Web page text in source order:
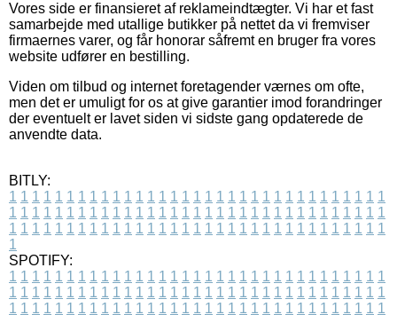
Vores side er finansieret af reklameindtægter. Vi har et fast
samarbejde med utallige butikker på nettet da vi fremviser
firmaernes varer, og får honorar såfremt en bruger fra vores
website udfører en bestilling.
Viden om tilbud og internet foretagender værnes om ofte,
men det er umuligt for os at give garantier imod forandringer
der eventuelt er lavet siden vi sidste gang opdaterede de
anvendte data.
BITLY:
1 1 1 1 1 1 1 1 1 1 1 1 1 1 1 1 1 1 1 1 1 1 1 1 1 1 1 1 1 1 1 1 1
1 1 1 1 1 1 1 1 1 1 1 1 1 1 1 1 1 1 1 1 1 1 1 1 1 1 1 1 1 1 1 1 1
1 1 1 1 1 1 1 1 1 1 1 1 1 1 1 1 1 1 1 1 1 1 1 1 1 1 1 1 1 1 1 1 1
1
SPOTIFY:
1 1 1 1 1 1 1 1 1 1 1 1 1 1 1 1 1 1 1 1 1 1 1 1 1 1 1 1 1 1 1 1 1
1 1 1 1 1 1 1 1 1 1 1 1 1 1 1 1 1 1 1 1 1 1 1 1 1 1 1 1 1 1 1 1 1
1 1 1 1 1 1 1 1 1 1 1 1 1 1 1 1 1 1 1 1 1 1 1 1 1 1 1 1 1 1 1 1 1